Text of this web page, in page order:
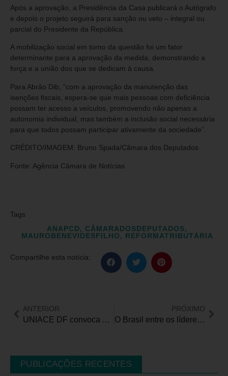
Após a aprovação, a Presidência da Casa publicará o Autógrafo
e depois o projeto seguirá para sanção ou veto – integral ou
parcial do Presidente da República.
A mobilização social em torno da questão foi um fator
determinante para a aprovação da medida, demonstrando a
força e a união dos que se dedicam à causa.
Para Abrão Dib, “com a aprovação da manutenção das
isenções fiscais, espera-se que mais pessoas com deficiência
possam ter acesso a veículos, promovendo não apenas a
autonomia individual, mas também a inclusão social necessária
para que todos possam participar ativamente da sociedade”.
CRÉDITO/IMAGEM: Bruno Spada/Câmara dos Deputados
Fonte: Agência Câmara de Notícias
Tags
ANAPCD, CÂMARADOSDEPUTADOS,
MAUROBENEVIDESFILHO, REFORMATRIBUTÁRIA
Compartilhe esta notícia:
ANTERIOR
UNIACE DF convoca Associados para processo eleitoral
PRÓXIMO
O Brasil entre os líderes no uso de antidepressivos
PUBLICAÇÕES RECENTES